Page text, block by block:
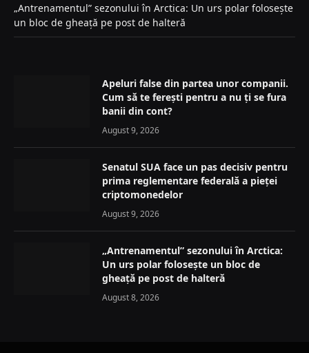
„Antrenamentul” sezonului în Arctica: Un urs polar folosește
un bloc de gheață pe post de halteră
Apeluri false din partea unor companii.
Cum să te ferești pentru a nu ți se fura
banii din cont?
August 9, 2026
Senatul SUA face un pas decisiv pentru
prima reglementare federală a pieței
criptomonedelor
August 9, 2026
„Antrenamentul” sezonului în Arctica:
Un urs polar folosește un bloc de
gheață pe post de halteră
August 8, 2026